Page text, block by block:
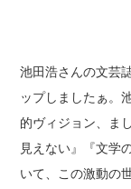
池田浩さんの文芸
ップしましたぁ。
的ヴィジョン、ま
見えない』『文学
いて、この激動の